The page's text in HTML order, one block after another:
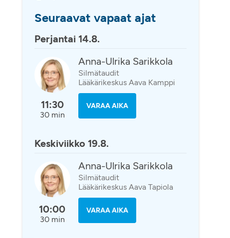
Seuraavat vapaat ajat
Perjantai 14.8.
11:30
30 min
Anna-Ulrika Sarikkola
Silmätaudit
Lääkärikeskus Aava Kamppi
VARAA AIKA
Keskiviikko 19.8.
10:00
30 min
Anna-Ulrika Sarikkola
Silmätaudit
Lääkärikeskus Aava Tapiola
VARAA AIKA